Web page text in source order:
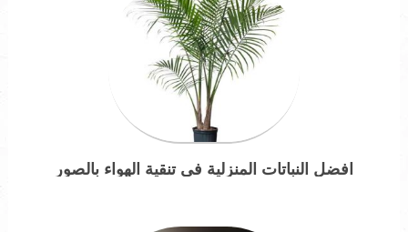
افضل النباتات المنزلية في تنقية الهواء بالصور